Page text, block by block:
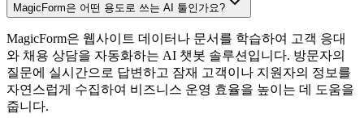
MagicForm은 어떤 용도로 쓰는 AI 툴인가요?
MagicForm은 웹사이트 데이터나 문서를 학습하여 고객 응대
와 채용 상담을 자동화하는 AI 챗봇 솔루션입니다. 방문자의
질문에 실시간으로 답변하고 잠재 고객이나 지원자의 정보를
자연스럽게 수집하여 비즈니스 운영 효율을 높이는 데 도움을
줍니다.